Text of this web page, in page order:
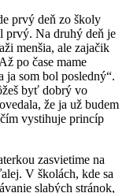
prvý deň zo školy
prvý. Na druhý deň je
menšia, ale zajačik
po čase mame
ja som bol posledný“.
byť dobrý vo
že ja už budem
vystihuje princíp
zasvietime na
V školách, kde sa
slabých stránok,